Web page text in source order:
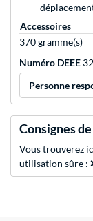
Accessoires
370 gramme(s)
Numéro DEEE
Personne
Consignes
Vous trouverez
utilisation sûre :